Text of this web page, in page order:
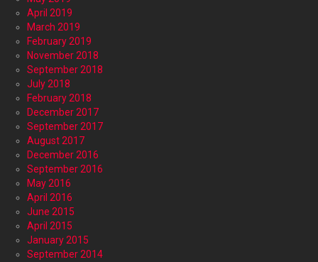
April 2019
March 2019
February 2019
November 2018
September 2018
July 2018
February 2018
December 2017
September 2017
August 2017
December 2016
September 2016
May 2016
April 2016
June 2015
April 2015
January 2015
September 2014